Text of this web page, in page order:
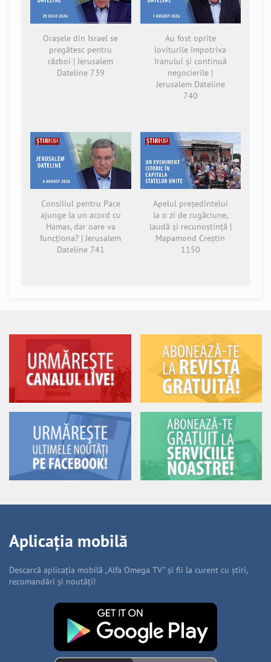
Orașele din Israel se
pregătesc pentru
război | Jerusalem
Dateline 739
Au fost oprite
loviturile împotriva
Iranului și continuă
negocierile |
Jerusalem Dateline
740
Consiliul pentru Pace
ajunge la un acord cu
Hamas, dar oare va
funcționa? | Jerusalem
Dateline 741
Apelul președintelui
la o zi de rugăciune,
laudă și recunoștință |
Mapamond Creștin
1150
Aplicația mobilă
Descarcă aplicația mobilă „Alfa Omega TV” și fii la curent cu știri,
recomandări și noutăți!